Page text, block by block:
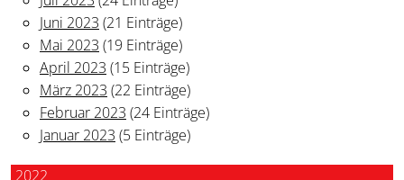
Juni 2023 (21 Einträge)
Mai 2023 (19 Einträge)
April 2023 (15 Einträge)
März 2023 (22 Einträge)
Februar 2023 (24 Einträge)
Januar 2023 (5 Einträge)
2022